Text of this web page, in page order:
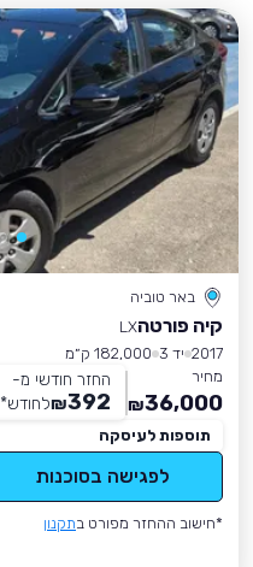
באר טוביה
קיה פורטהLX
2017 יד 3
182,000 ק״מ
מחיר
36,000
₪
החזר חודשי מ-
392
₪לחודש*
תוספות לעיסקה
לפגישה בסוכנות
*חישוב ההחזר מפורט בתקנון